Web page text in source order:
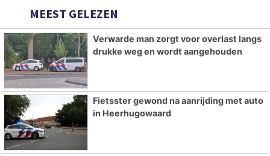
MEEST GELEZEN
Verwarde man zorgt voor overlast langs
drukke weg en wordt aangehouden
Fietsster gewond na aanrijding met auto
in Heerhugowaard